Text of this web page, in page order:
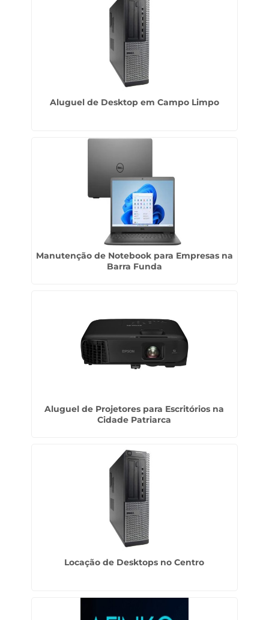
Aluguel de Desktop em Campo Limpo
Manutenção de Notebook para Empresas na
Barra Funda
Aluguel de Projetores para Escritórios na
Cidade Patriarca
Locação de Desktops no Centro